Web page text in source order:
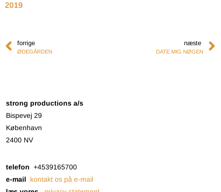
2019
forrige
ØDEGÅRDEN
næste
DATE MIG NØGEN
strong productions a/s
Bispevej 29
København
2400 NV
telefon +4539165700
e-mail kontakt os på e-mail